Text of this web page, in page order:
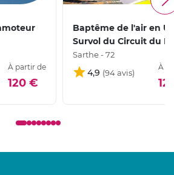
À partir de
120 €
Baptême de l'air en
Survol du Circuit du
Sarthe - 72
4,9
À